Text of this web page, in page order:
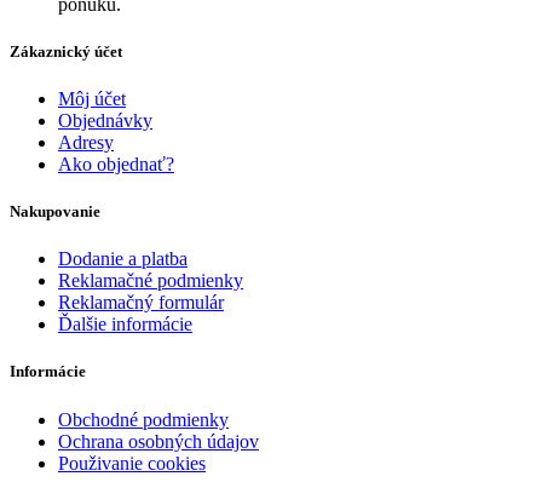
Zákaznický účet
Môj účet
Objednávky
Adresy
Ako objednať?
Nakupovanie
Dodanie a platba
Reklamačné podmienky
Reklamačný formulár
Ďalšie informácie
Informácie
Obchodné podmienky
Ochrana osobných údajov
Použivanie cookies